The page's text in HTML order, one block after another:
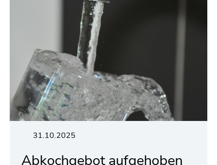
31.10.2025
Abkochgebot aufgehoben